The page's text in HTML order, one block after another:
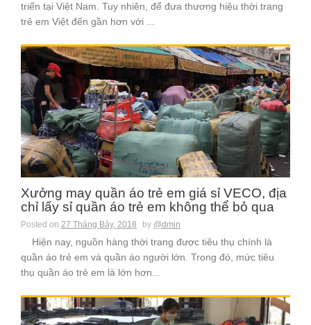
triển tại Việt Nam. Tuy nhiên, để đưa thương hiệu thời trang
trẻ em Việt đến gần hơn với ...
Xưởng may quần áo trẻ em giá sỉ VECO, địa
chỉ lấy sỉ quần áo trẻ em không thể bỏ qua
Posted on 27 Tháng Bảy, 2018 by @dmin
Hiện nay, nguồn hàng thời trang được tiêu thụ chính là
quần áo trẻ em và quần áo người lớn. Trong đó, mức tiêu
thụ quần áo trẻ em là lớn hơn...